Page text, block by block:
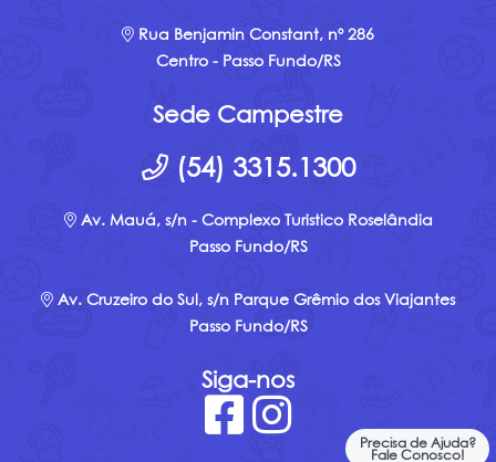
Rua Benjamin Constant, nº 286
Centro - Passo Fundo/RS
Sede Campestre
(54) 3315.1300
Av. Mauá, s/n - Complexo Turistico Roselândia
Passo Fundo/RS
Av. Cruzeiro do Sul, s/n Parque Grêmio dos Viajantes
Passo Fundo/RS
Siga-nos
Precisa de Ajuda?
Fale Conosco!